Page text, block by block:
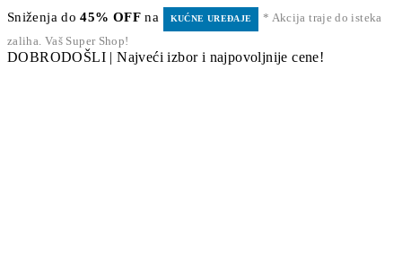
Sniženja do45% OFF na KUĆNE UREĐAJE
* Akcija traje do isteka
zaliha. Vaš Super Shop!
DOBRODOŠLI | Najveći izbor i najpovoljnije cene!